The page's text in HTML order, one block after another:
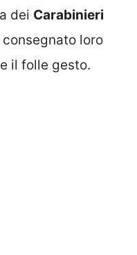
dei Carabinieri
loro
il folle gesto.